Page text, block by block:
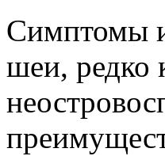
Симптомы
шеи, редко